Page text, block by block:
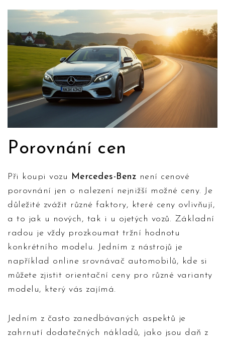
Porovnání cen
Při koupi vozu Mercedes-Benz není cenové
porovnání jen o nalezení nejnižší možné ceny. Je
důležité zvážit různé faktory, které ceny ovlivňují,
a to jak u nových, tak i u ojetých vozů. Základní
radou je vždy prozkoumat tržní hodnotu
konkrétního modelu. Jedním z nástrojů je
například online srovnávač automobilů, kde si
můžete zjistit orientační ceny pro různé varianty
modelu, který vás zajímá.
Jedním z často zanedbávaných aspektů je
zahrnutí dodatečných nákladů, jako jsou daň z